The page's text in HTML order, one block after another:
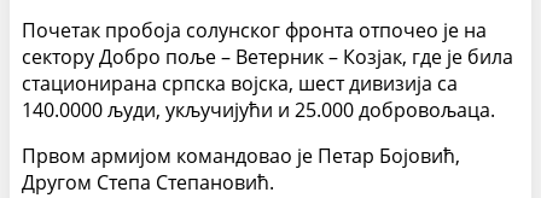
Почетак пробоја солунског фронта отпочео је на
сектору Добро поље – Ветерник – Козјак, где је била
стационирана српска војска, шест дивизија са
140.0000 људи, укључијући и 25.000 добровољаца.
Првом армијом командовао је Петар Бојовић,
Другом Степа Степановић.